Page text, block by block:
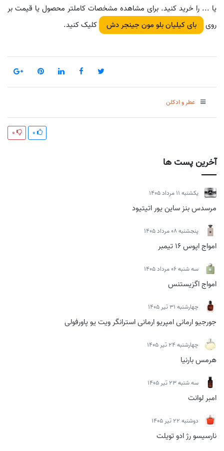
آخرین پست ها
يكشنبه 11 مرداد 1405
مرسدس بنز ساین یور اتیتیود
پنجشنبه 08 مرداد 1405
امواج اپوس 16 تیمبر
سه شنبه 06 مرداد 1405
امواج اگزیستنس
چهارشنبه 31 تیر 1405
جورجیو ارمانی امپریو ارمانی استرانگر ویت یو پاورفولی
چهارشنبه 24 تیر 1405
هرمس بارنیا
سه شنبه 23 تیر 1405
امبر لوانت
دوشنبه 22 تیر 1405
نارسیسو رژ ادو تویلت
یا ... را خرید کنید. برای مشاهده مشخصات کاملتر محصول یا قیمت بر
روی
بای کیلیان بلو مون جینجر دش کلیک کنید.
عطر و ادکلن